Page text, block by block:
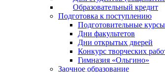
Образовательный кредит
Подготовка к поступлению
Подготовительные
Дни факультетов
Дни открытых дверей
Конкурс творческих
Гимназия «Ольгино»
Заочное образование